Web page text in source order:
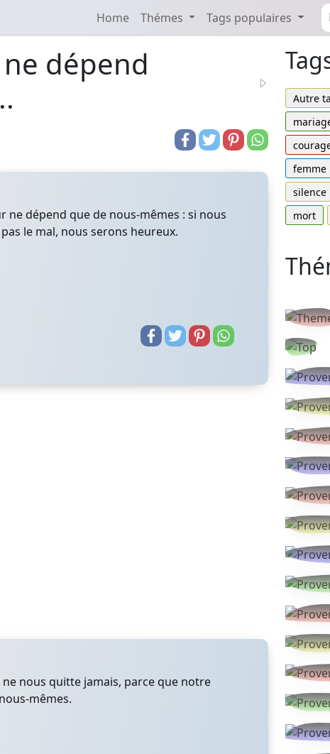
Home Thémes Tags populaires
dépend
ne dépend que de nous-mêmes : si nous
le mal, nous serons heureux.
nous quitte jamais, parce que notre
mêmes.
Autre
femme
silence
mort